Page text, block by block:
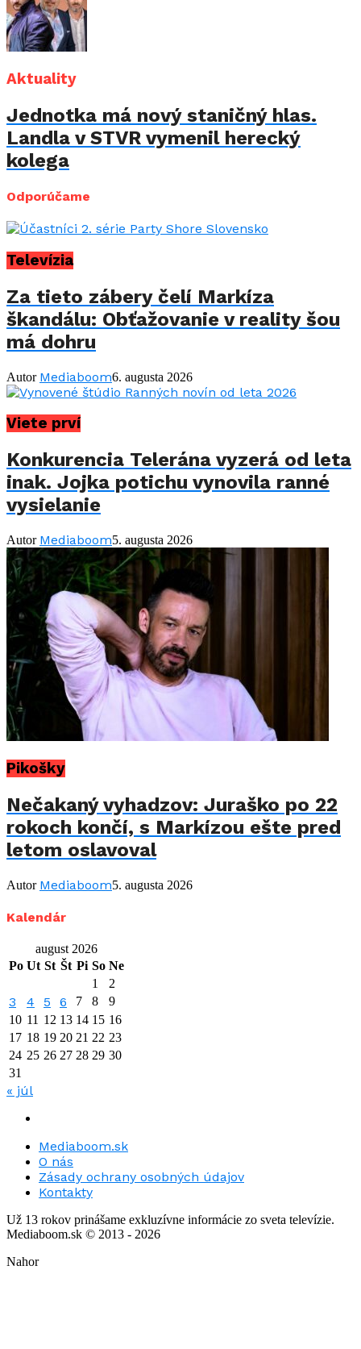
Aktuality
Jednotka má nový staničný hlas.
Landla v STVR vymenil herecký
kolega
Odporúčame
Televízia
Za tieto zábery čelí Markíza
škandálu: Obťažovanie v reality šou
má dohru
Autor Mediaboom6. augusta 2026
Viete prví
Konkurencia Telerána vyzerá od leta
inak. Jojka potichu vynovila ranné
vysielanie
Autor Mediaboom5. augusta 2026
Pikošky
Nečakaný vyhadzov: Juraško po 22
rokoch končí, s Markízou ešte pred
letom oslavoval
Autor Mediaboom5. augusta 2026
Kalendár
august 2026
Po Ut St Št Pi So Ne
1
2
3 4 5 6 7 8
9
10 11 12 13 14 15 16
17 18 19 20 21 22 23
24 25 26 27 28 29 30
31
« júl
Mediaboom.sk
O nás
Zásady ochrany osobných údajov
Kontakty
Už 13 rokov prinášame exkluzívne informácie zo sveta televízie.
Mediaboom.sk © 2013 - 2026
Nahor